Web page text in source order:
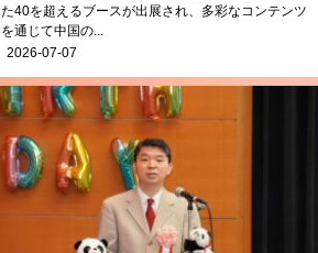
た40を超えるブースが出展され、多彩なコンテンツ
を通じて中国の...
2026-07-07